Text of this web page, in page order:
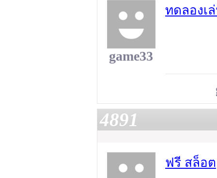
game33
ทดลองเ
4891
ฟรี สล็อต